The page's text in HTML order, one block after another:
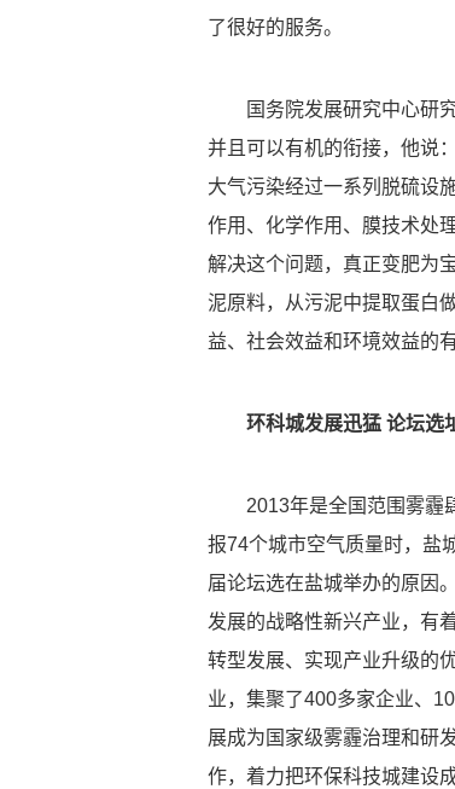
了很好的服务。
国务院发展研究中心研
并且可以有机的衔接，他说
大气污染经过一系列脱硫设
作用、化学作用、膜技术处
解决这个问题，真正变肥为
泥原料，从污泥中提取蛋白
益、社会效益和环境效益的
环科城发展迅猛 论坛选
2013年是全国范围雾霾
报74个城市空气质量时，盐
届论坛选在盐城举办的原因
发展的战略性新兴产业，有
转型发展、实现产业升级的
业，集聚了400多家企业、
展成为国家级雾霾治理和研
作，着力把环保科技城建设